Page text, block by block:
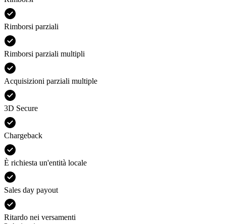
Rimborsi parziali
Rimborsi parziali multipli
Acquisizioni parziali multiple
3D Secure
Chargeback
È richiesta un'entità locale
Sales day payout
Ritardo nei versamenti